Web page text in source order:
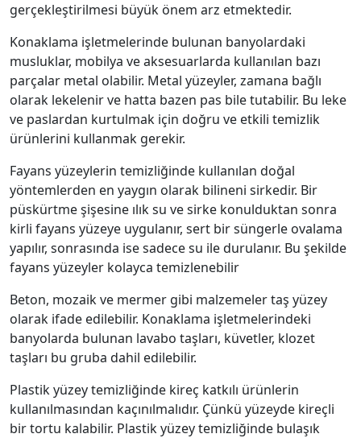
gerçekleştirilmesi büyük önem arz etmektedir.
Konaklama işletmelerinde bulunan banyolardaki
musluklar, mobilya ve aksesuarlarda kullanılan bazı
parçalar metal olabilir. Metal yüzeyler, zamana bağlı
olarak lekelenir ve hatta bazen pas bile tutabilir. Bu leke
ve paslardan kurtulmak için doğru ve etkili temizlik
ürünlerini kullanmak gerekir.
Fayans yüzeylerin temizliğinde kullanılan doğal
yöntemlerden en yaygın olarak bilineni sirkedir. Bir
püskürtme şişesine ılık su ve sirke konulduktan sonra
kirli fayans yüzeye uygulanır, sert bir süngerle ovalama
yapılır, sonrasında ise sadece su ile durulanır. Bu şekilde
fayans yüzeyler kolayca temizlenebilir
Beton, mozaik ve mermer gibi malzemeler taş yüzey
olarak ifade edilebilir. Konaklama işletmelerindeki
banyolarda bulunan lavabo taşları, küvetler, klozet
taşları bu gruba dahil edilebilir.
Plastik yüzey temizliğinde kireç katkılı ürünlerin
kullanılmasından kaçınılmalıdır. Çünkü yüzeyde kireçli
bir tortu kalabilir. Plastik yüzey temizliğinde bulaşık